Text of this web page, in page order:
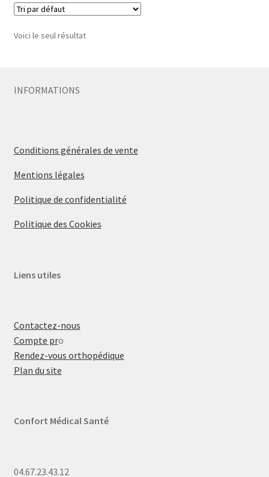
Voici le seul résultat
INFORMATIONS
Conditions générales de vente
Mentions légales
Politique de confidentialité
Politique des Cookies
Liens utiles
Contactez-nous
Compte pro
Rendez-vous orthopédique
Plan du site
Confort Médical Santé
04.67.23.43.12